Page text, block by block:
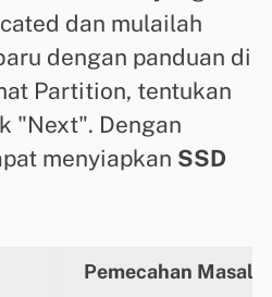
dan mulailah
dengan panduan di
Partition, tentukan
"Next". Dengan
menyiapkan SSD
Pemecahan